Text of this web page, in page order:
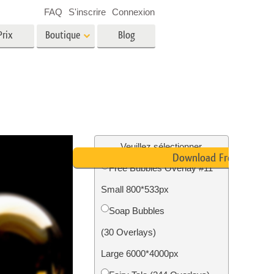
Services de restauration photo
Boutique Blog
FAQ S'inscrire Connexion
Veuillez sélectionner
Free Bubbles Overlay #11
Small 800*533px
Soap Bubbles
(30 Overlays)
Large 6000*4000px
Download Free